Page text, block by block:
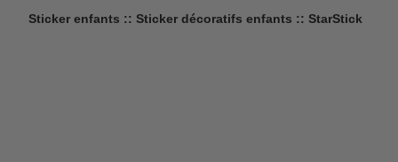
Sticker enfants :: Sticker décoratifs enfants :: StarStick